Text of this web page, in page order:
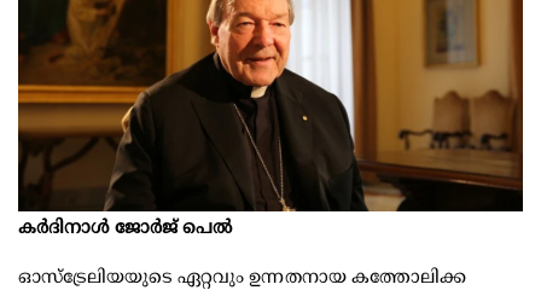
കർദിനാൾ ജോർജ് പെൽ
ഓസ്‌ട്രേലിയയുടെ ഏറ്റവും ഉന്നതനായ കത്തോലിക്ക